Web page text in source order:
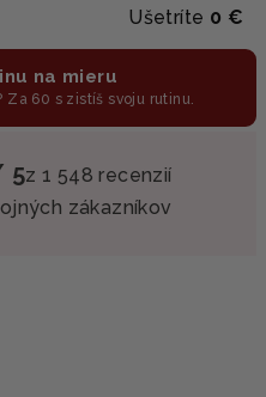
Ušetríte 0 €
na mieru
60 s zistíš svoju rutinu.
5z 1 548 recenzií
zákazníkov